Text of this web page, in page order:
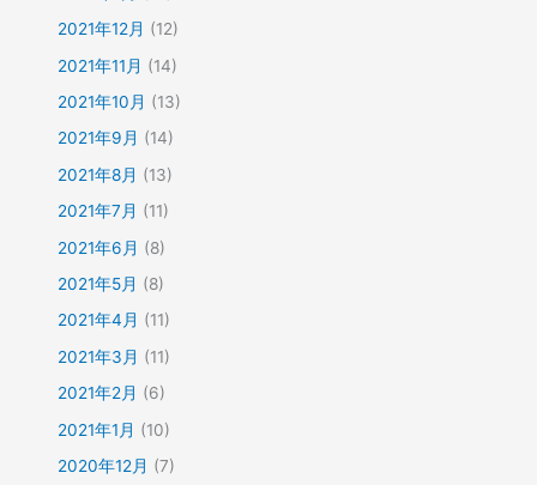
2021年12月 (12)
2021年11月 (14)
2021年10月 (13)
2021年9月 (14)
2021年8月 (13)
2021年7月 (11)
2021年6月 (8)
2021年5月 (8)
2021年4月 (11)
2021年3月 (11)
2021年2月 (6)
2021年1月 (10)
2020年12月 (7)